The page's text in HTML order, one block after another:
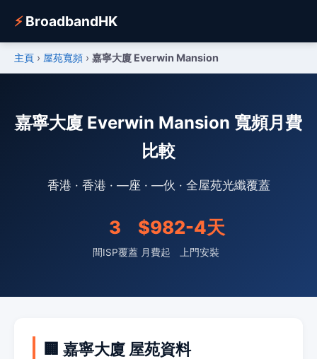
⚡BroadbandHK
主頁 › 屋苑寬頻 › 嘉寧大廈 Everwin Mansion
嘉寧大廈 Everwin Mansion 寬頻月費
比較
香港 · 香港 · —座 · —伙 · 全屋苑光纖覆蓋
3
間ISP覆蓋
$98
月費起
2-4天
上門安裝
🏢 嘉寧大廈 屋苑資料